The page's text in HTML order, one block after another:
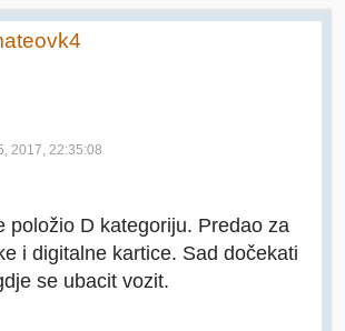
2017, 22:35:08
položio D kategoriju. Predao za
i digitalne kartice. Sad dočekati
se ubacit vozit.